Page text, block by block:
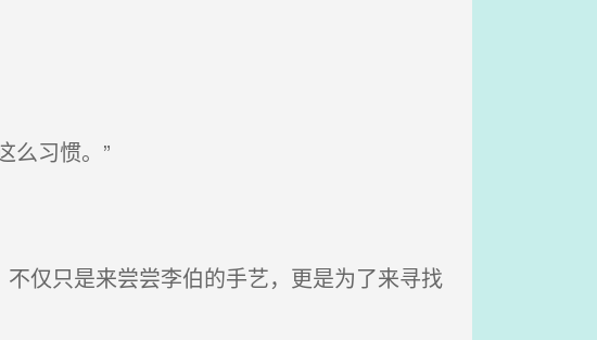
么习惯。”
仅只是来尝尝李伯的手艺，更是为了来寻找